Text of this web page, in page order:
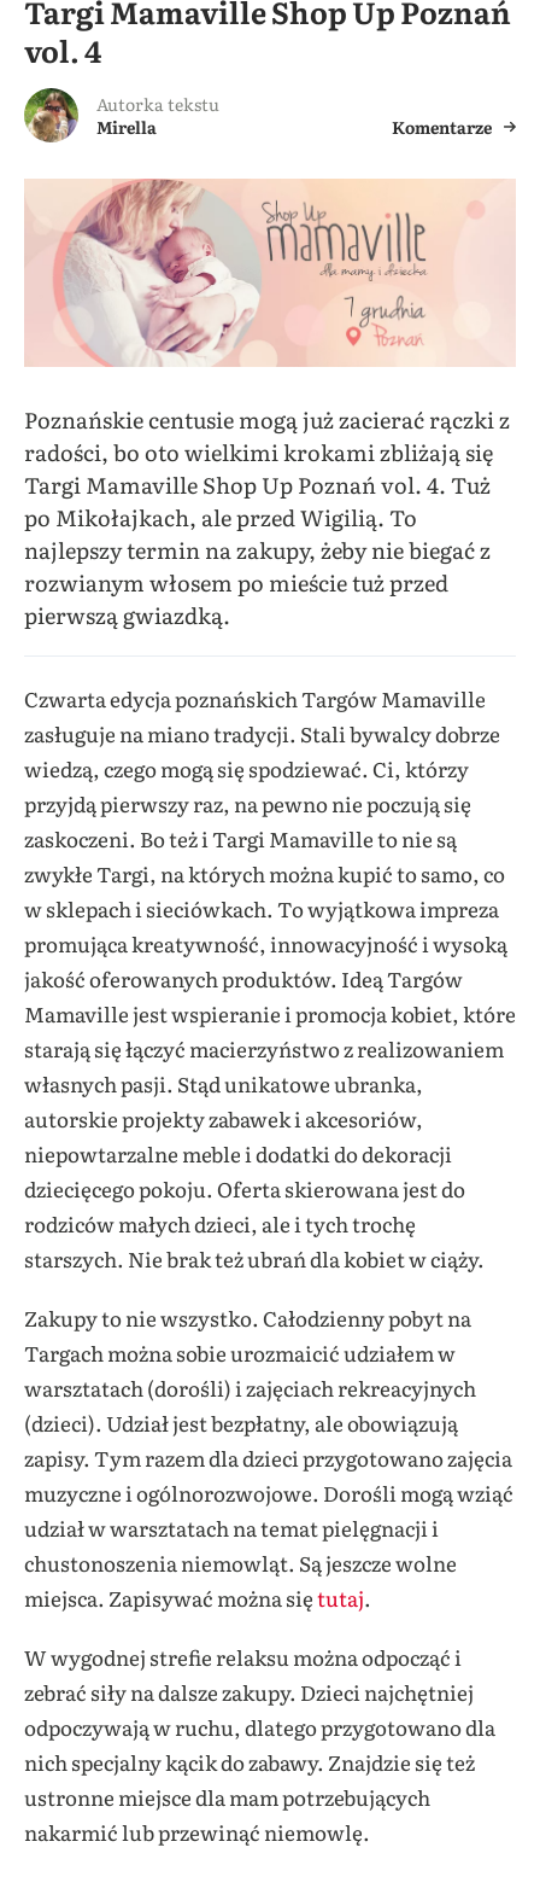
Targi Mamaville Shop Up Poznań
vol. 4
Autorka tekstu
Mirella
Komentarze
Poznańskie centusie mogą już zacierać rączki z
radości, bo oto wielkimi krokami zbliżają się
Targi Mamaville Shop Up Poznań vol. 4. Tuż
po Mikołajkach, ale przed Wigilią. To
najlepszy termin na zakupy, żeby nie biegać z
rozwianym włosem po mieście tuż przed
pierwszą gwiazdką.
Czwarta edycja poznańskich Targów Mamaville
zasługuje na miano tradycji. Stali bywalcy dobrze
wiedzą, czego mogą się spodziewać. Ci, którzy
przyjdą pierwszy raz, na pewno nie poczują się
zaskoczeni. Bo też i Targi Mamaville to nie są
zwykłe Targi, na których można kupić to samo, co
w sklepach i sieciówkach. To wyjątkowa impreza
promująca kreatywność, innowacyjność i wysoką
jakość oferowanych produktów. Ideą Targów
Mamaville jest wspieranie i promocja kobiet, które
starają się łączyć macierzyństwo z realizowaniem
własnych pasji. Stąd unikatowe ubranka,
autorskie projekty zabawek i akcesoriów,
niepowtarzalne meble i dodatki do dekoracji
dziecięcego pokoju. Oferta skierowana jest do
rodziców małych dzieci, ale i tych trochę
starszych. Nie brak też ubrań dla kobiet w ciąży.
Zakupy to nie wszystko. Całodzienny pobyt na
Targach można sobie urozmaicić udziałem w
warsztatach (dorośli) i zajęciach rekreacyjnych
(dzieci). Udział jest bezpłatny, ale obowiązują
zapisy. Tym razem dla dzieci przygotowano zajęcia
muzyczne i ogólnorozwojowe. Dorośli mogą wziąć
udział w warsztatach na temat pielęgnacji i
chustonoszenia niemowląt. Są jeszcze wolne
miejsca. Zapisywać można siętutaj.
W wygodnej strefie relaksu można odpocząć i
zebrać siły na dalsze zakupy. Dzieci najchętniej
odpoczywają w ruchu, dlatego przygotowano dla
nich specjalny kącik do zabawy. Znajdzie się też
ustronne miejsce dla mam potrzebujących
nakarmić lub przewinąć niemowlę.